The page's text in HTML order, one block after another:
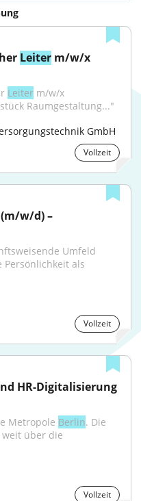
Leiter m/w/x
Leiter m/w/x
Raumgestaltung..."
GmbH
Vollzeit
w/d) –
Umfeld
als
Vollzeit
HR-Digitalisierung
Metropole Berlin
über die
Vollzeit